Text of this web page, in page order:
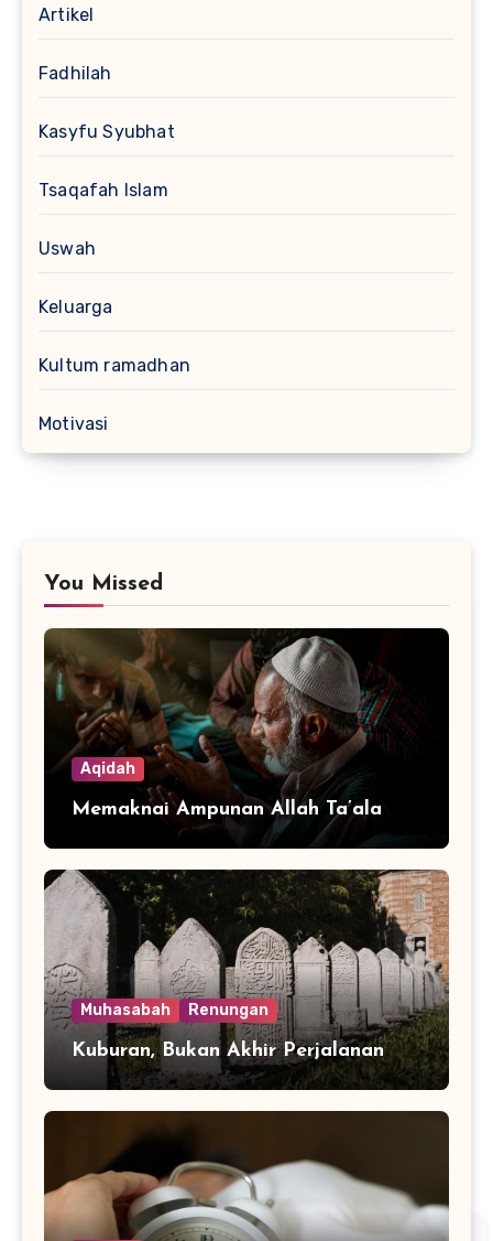
Artikel
Fadhilah
Kasyfu Syubhat
Tsaqafah Islam
Uswah
Keluarga
Kultum ramadhan
Motivasi
You Missed
Aqidah
Memaknai Ampunan Allah Ta’ala
Muhasabah Renungan
Kuburan, Bukan Akhir Perjalanan